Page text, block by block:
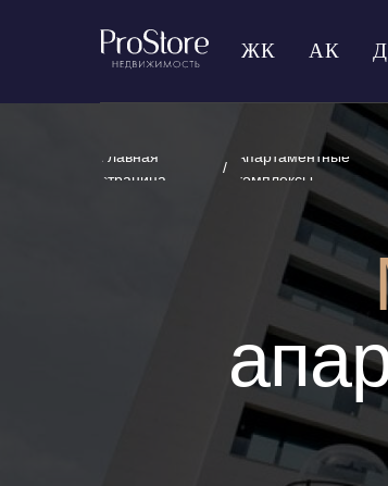
ЖК АК
/
Главная
страница
Апартаментные
комплексы